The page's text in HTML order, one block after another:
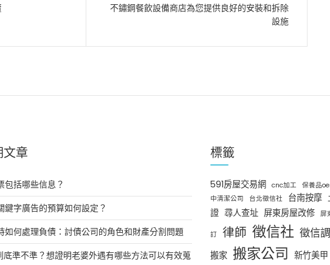
不鏽鋼餐飲設備商店為您提供良好的安裝和拆除
設施
章
包括哪些信息？
鍵字廣告的預算如何設定？
如何處理負債：討債公司的角色和財產分割問題
底準不準？想證明老婆外遇有哪些方法可以有效蒐
標籤
591房屋交易網 cnc加工 保養品
中清潔公司
台北徵信社 台南按摩
證 尋人查址 屏東房屋改修 屏
訂 律師 徵信社 徵信
搬家 搬家公司 新竹美甲